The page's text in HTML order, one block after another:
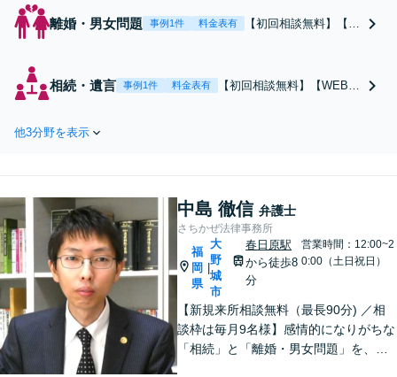
離婚・男女問題 事例1件 料金表有
【初回相談無料】【男
フェーズからも対応！
会交流／婚姻費用【休
日・夜間相談可】
相続・遺言 事例1件 料金表有
【初回相談無料】【WEB面
安心してお任せください。
人の調査、不動産相続、使
い込み・寄与分など、幅広
く対応
他3分野を表示
中島 徹信 弁護士
さちかぜ法律事務所
福
岡
県
|
大
野
城
市
春日原駅
から徒歩8
分
営業時間：12:00~2
0:00（土日祝日）
【新規来所相談無料（最長90分) ／相
談枠は毎月9名様】感情的になりがちな
「相続」と「離婚・男女問題」を、穏